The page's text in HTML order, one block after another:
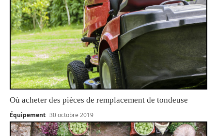
Où acheter des pièces de remplacement de tondeuse
Équipement 30 octobre 2019